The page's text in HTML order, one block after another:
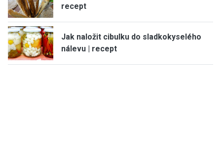
recept
Jak naložit cibulku do sladkokyselého
nálevu | recept